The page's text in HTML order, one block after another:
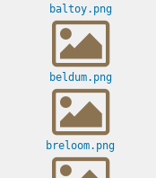
baltoy.png
beldum.png
breloom.png